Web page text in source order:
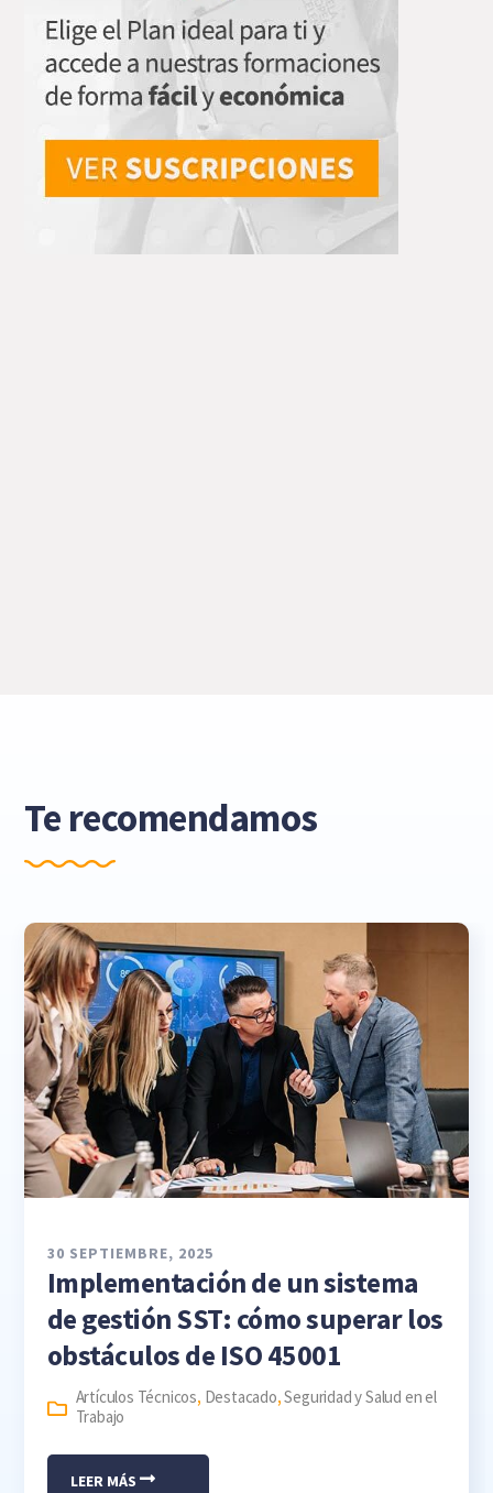
Te recomendamos
30 SEPTIEMBRE, 2025
Implementación de un sistema
de gestión SST: cómo superar los
obstáculos de ISO 45001
Artículos Técnicos, Destacado,Seguridad y Salud en el
Trabajo
LEER MÁS